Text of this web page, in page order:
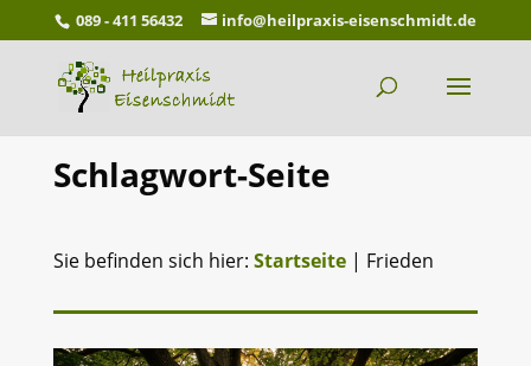
089 - 411 56432 info@heilpraxis-eisenschmidt.de
Schlagwort-Seite
Sie befinden sich hier: Startseite| Frieden